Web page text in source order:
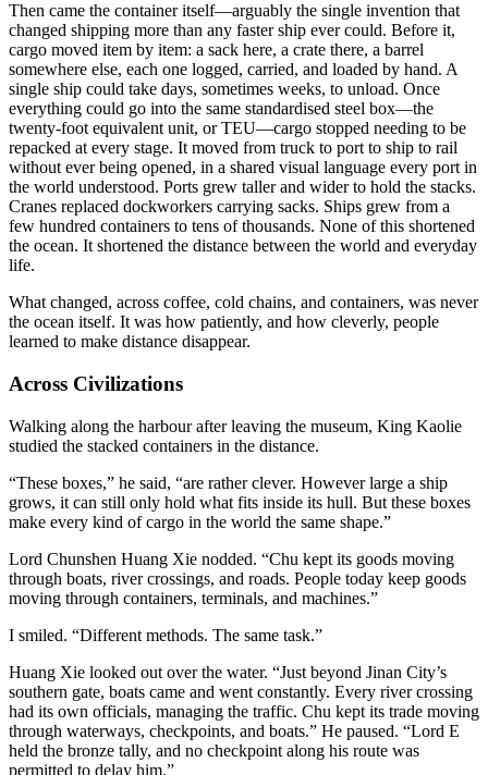
Then came the container itself—arguably the single invention that
changed shipping more than any faster ship ever could. Before it,
cargo moved item by item: a sack here, a crate there, a barrel
somewhere else, each one logged, carried, and loaded by hand. A
single ship could take days, sometimes weeks, to unload. Once
everything could go into the same standardised steel box—the
twenty-foot equivalent unit, or TEU—cargo stopped needing to be
repacked at every stage. It moved from truck to port to ship to rail
without ever being opened, in a shared visual language every port in
the world understood. Ports grew taller and wider to hold the stacks.
Cranes replaced dockworkers carrying sacks. Ships grew from a
few hundred containers to tens of thousands. None of this shortened
the ocean. It shortened the distance between the world and everyday
life.
What changed, across coffee, cold chains, and containers, was never
the ocean itself. It was how patiently, and how cleverly, people
learned to make distance disappear.
Across Civilizations
Walking along the harbour after leaving the museum, King Kaolie
studied the stacked containers in the distance.
“These boxes,” he said, “are rather clever. However large a ship
grows, it can still only hold what fits inside its hull. But these boxes
make every kind of cargo in the world the same shape.”
Lord Chunshen Huang Xie nodded. “Chu kept its goods moving
through boats, river crossings, and roads. People today keep goods
moving through containers, terminals, and machines.”
I smiled. “Different methods. The same task.”
Huang Xie looked out over the water. “Just beyond Jinan City’s
southern gate, boats came and went constantly. Every river crossing
had its own officials, managing the traffic. Chu kept its trade moving
through waterways, checkpoints, and boats.” He paused. “Lord E
held the bronze tally, and no checkpoint along his route was
permitted to delay him.”